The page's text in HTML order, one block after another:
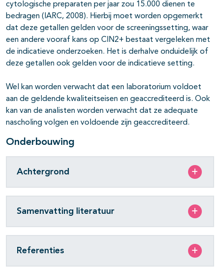
cytologische preparaten per jaar zou 15.000 dienen te
bedragen (IARC, 2008). Hierbij moet worden opgemerkt
dat deze getallen gelden voor de screeningssetting, waar
een andere vooraf kans op CIN2+ bestaat vergeleken met
de indicatieve onderzoeken. Het is derhalve onduidelijk of
deze getallen ook gelden voor de indicatieve setting.
Wel kan worden verwacht dat een laboratorium voldoet
aan de geldende kwaliteitseisen en geaccrediteerd is. Ook
kan van de analisten worden verwacht dat ze adequate
nascholing volgen en voldoende zijn geaccrediteerd.
Onderbouwing
Achtergrond
Samenvatting literatuur
Referenties